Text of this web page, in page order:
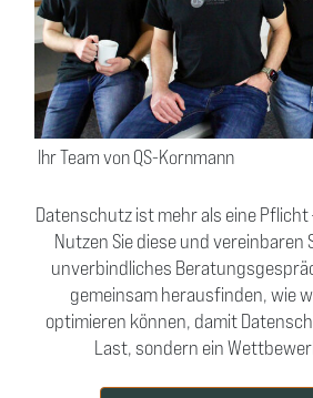
Ihr Team von QS-Kornmann
Datenschutz ist mehr als eine Pflicht
Nutzen Sie diese und vereinbaren
unverbindliches
gemeinsam herausfinden, wie
optimieren können, damit
Last, sondern ein